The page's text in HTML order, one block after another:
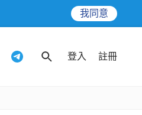
我同意
登入 註冊